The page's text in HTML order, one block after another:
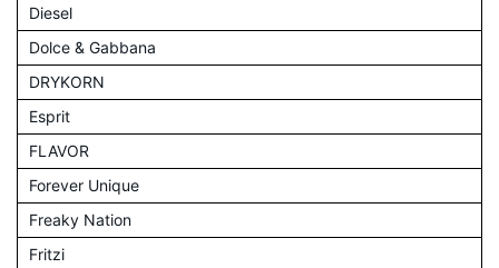
Diesel
Dolce & Gabbana
DRYKORN
Esprit
FLAVOR
Forever Unique
Freaky Nation
Fritzi